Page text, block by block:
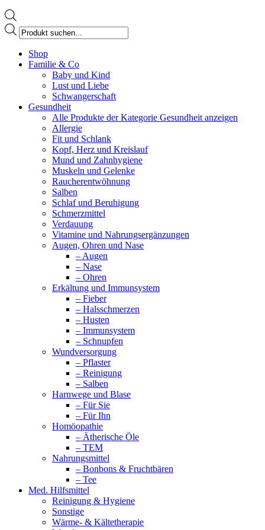
Products
search
page
opens
Shop
Familie & Co
Baby und Kind
Lust und Liebe
Schwangerschaft
Gesundheit
Alle Produkte der Kategorie Gesundheit anzeigen
Allergie
Fit und Schlank
Kopf, Herz und Kreislauf
Mund und Zahnhygiene
Muskeln und Gelenke
Raucherentwöhnung
Salben
Schlaf und Beruhigung
Schmerzmittel
Verdauung
Vitamine und Nahrungsergänzungen
Augen, Ohren und Nase
– Augen
– Nase
– Ohren
Erkältung und Immunsystem
– Fieber
– Halsschmerzen
– Husten
– Immunsystem
– Schnupfen
Wundversorgung
– Pflaster
– Reinigung
– Salben
Harnwege und Blase
– Für Sie
– Für Ihn
Homöopathie
– Ätherische Öle
– TEM
Nahrungsmittel
– Bonbons & Fruchtbären
– Tee
Med. Hilfsmittel
Reinigung & Hygiene
Sonstige
Wärme- & Kältetherapie